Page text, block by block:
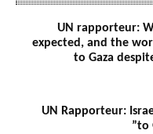
UN rapporteur:
expected, and the
to Gaza
UN Rapporteur:
to